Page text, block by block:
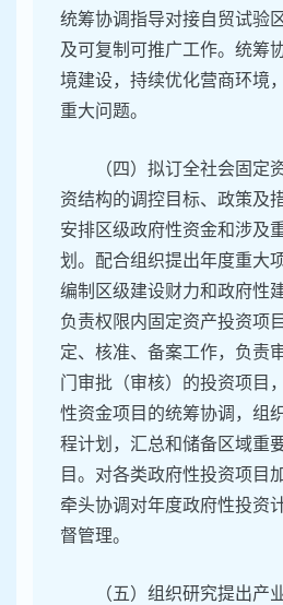
统筹协调指导对接自贸试验
及可复制可推广工作。统筹
境建设，持续优化营商环境
重大问题。
（四）拟订全社会固定
资结构的调控目标、政策及
安排区级政府性资金和涉及
划。配合组织提出年度重大
编制区级建设财力和政府性
负责权限内固定资产投资项
定、核准、备案工作，负责
门审批（审核）的投资项目
性资金项目的统筹协调，组
程计划，汇总和储备区域重
目。对各类政府性投资项目
牵头协调对年度政府性投资
督管理。
（五）组织研究提出产